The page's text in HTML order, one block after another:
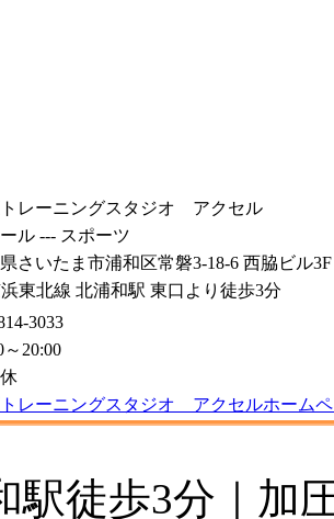
レーニングスタジオ アクセル
ル --- スポーツ
さいたま市浦和区常磐3-18-6 西脇ビル3F
東北線 北浦和駅 東口より徒歩3分
3033
～20:00
レーニングスタジオ アクセルホーム
駅徒歩3分｜